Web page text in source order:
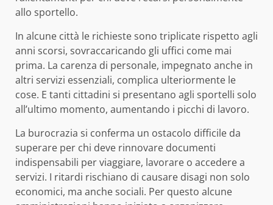
allo sportello.
In alcune città le richieste sono triplicate rispetto agli
anni scorsi, sovraccaricando gli uffici come mai
prima. La carenza di personale, impegnato anche in
altri servizi essenziali, complica ulteriormente le
cose. E tanti cittadini si presentano agli sportelli solo
all’ultimo momento, aumentando i picchi di lavoro.
La burocrazia si conferma un ostacolo difficile da
superare per chi deve rinnovare documenti
indispensabili per viaggiare, lavorare o accedere a
servizi. I ritardi rischiano di causare disagi non solo
economici, ma anche sociali. Per questo alcune